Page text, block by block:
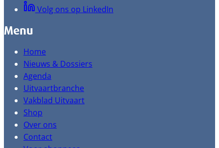
Volg ons op LinkedIn
Menu
Home
Nieuws & Dossiers
Agenda
Uitvaartbranche
Vakblad Uitvaart
Shop
Over ons
Contact